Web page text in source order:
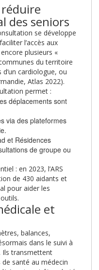
des seniors
se développe
l’accès aux
plusieurs «
du territoire
cardiologue, ou
Atlas 2022).
permet :
déplacements sont
via des plateformes
et Résidences
de groupe ou
: en 2023, l’ARS
de 430 aidants et
pour aider les
et
balances,
dans le suivi à
Ils transmettent
santé au médecin